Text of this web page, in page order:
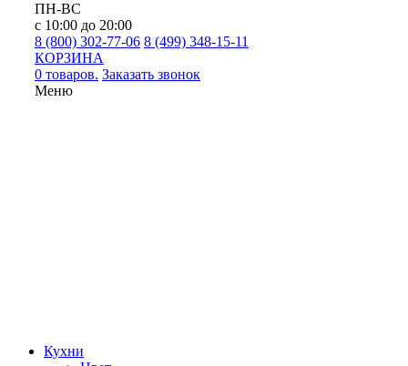
ПН-ВС
с 10:00 до 20:00
8 (800) 302-77-06 8 (499) 348-15-11
КОРЗИНА
0 товаров. Заказать звонок
Меню
Кухни